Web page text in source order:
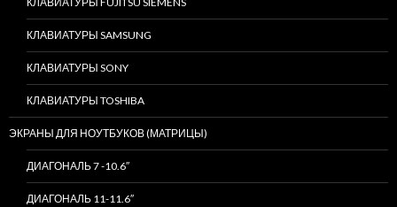
КЛАВИАТУРЫ SAMSUNG
КЛАВИАТУРЫ SONY
КЛАВИАТУРЫ TOSHIBA
ЭКРАНЫ ДЛЯ НОУТБУКОВ (МАТРИЦЫ)
ДИАГОНАЛЬ 7 -10.6″
ДИАГОНАЛЬ 11-11.6″